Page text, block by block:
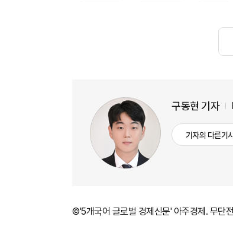
구동현 기자
기자의 다른기
©'5개국어 글로벌 경제신문' 아주경제. 무단